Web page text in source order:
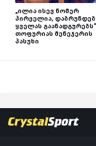
„ილია ისევ ნომერ
პირველია,
ყველას
თოფურიას მენეჯერის
პასუხი